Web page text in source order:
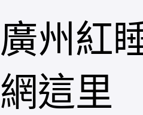
廣州紅
網這里